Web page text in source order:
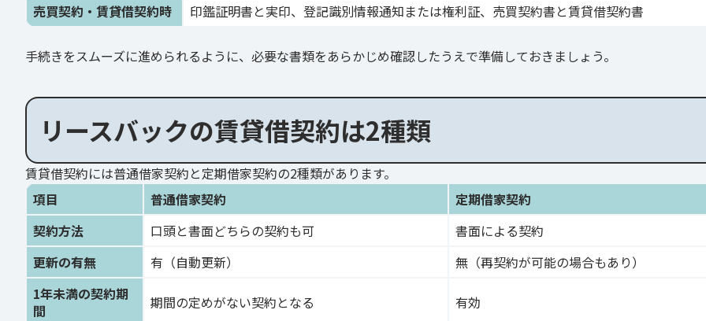
売買契約・賃貸借契約時
印鑑証明書と実印、登記識別情報通知または権利証、売買契約書と賃貸借契約書
手続きをスムーズに進められるように、必要な書類をあらかじめ確認したうえで準備しておきましょう。
リースバックの賃貸借契約は2種類
賃貸借契約には普通借家契約と定期借家契約の2種類があります。
項目
普通借家契約
定期借家契約
契約方法
口頭と書面どちらの契約も可
書面による契約
更新の有無
有（自動更新）
無（再契約が可能の場合もあり）
1年未満の契約期
間
期間の定めがない契約となる 有効